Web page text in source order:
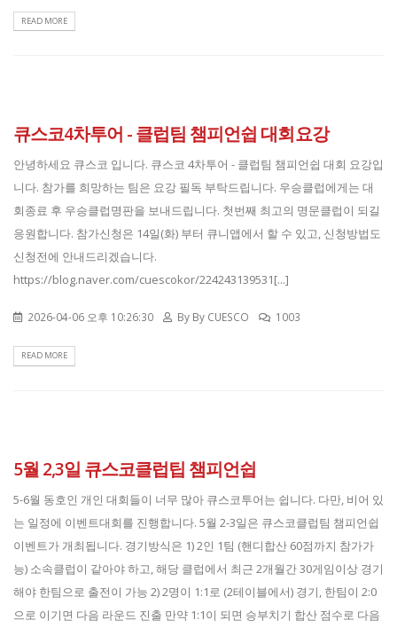
READ MORE
큐스코4차투어 - 클럽팀 챔피언쉽 대회요강
안녕하세요 큐스코 입니다. 큐스코 4차투어 - 클럽팀 챔피언쉽 대회 요강입
니다. 참가를 희망하는 팀은 요강 필독 부탁드립니다. 우승클럽에게는 대
회종료 후 우승클럽명판을 보내드립니다. 첫번째 최고의 명문클럽이 되길
응원합니다. 참가신청은 14일(화) 부터 큐니앱에서 할 수 있고, 신청방법도
신청전에 안내드리겠습니다.
https://blog.naver.com/cuescokor/224243139531[...]
2026-04-06 오후 10:26:30 By By CUESCO 1003
READ MORE
5월 2,3일 큐스코클럽팁 챔피언쉽
5-6월 동호인 개인 대회들이 너무 많아 큐스코투어는 쉽니다. 다만, 비어 있
는 일정에 이벤트대회를 진행합니다. 5월 2-3일은 큐스코클럽팀 챔피언쉽
이벤트가 개최됩니다. 경기방식은 1) 2인 1팀 (핸디합산 60점까지 참가가
능) 소속클럽이 같아야 하고, 해당 클럽에서 최근 2개월간 30게임이상 경기
해야 한팀으로 출전이 가능 2) 2명이 1:1로 (2테이블에서) 경기, 한팀이 2:0
으로 이기면 다음 라운드 진출 만약 1:1이 되면 승부치기 합산 점수로 다음